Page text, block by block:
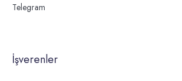
Telegram
İşverenler